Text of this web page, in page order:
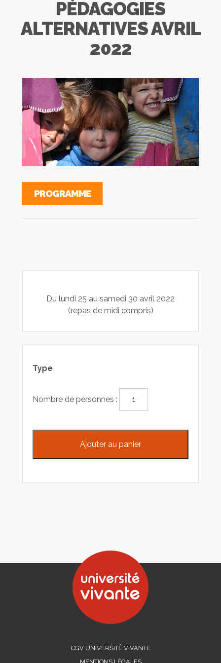
PÉDAGOGIES
ALTERNATIVES AVRIL
2022
PROGRAMME
Du lundi 25 au samedi 30 avril 2022
(repas de midi compris)
Type
Nombre de personnes :
Ajouter au panier
CGV UNIVERSITÉ VIVANTE